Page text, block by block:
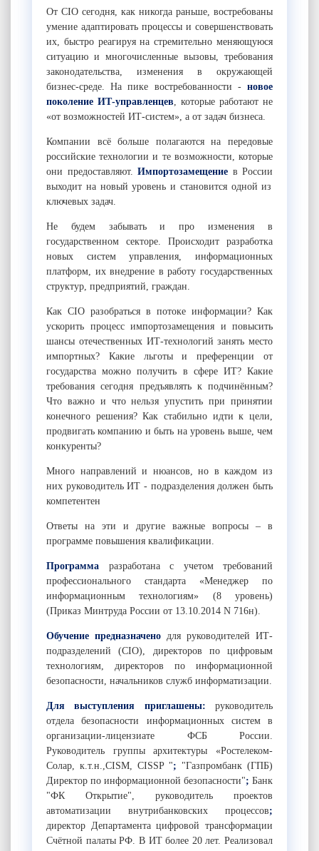
От CIO сегодня, как никогда раньше, востребованы
умение адаптировать процессы и совершенствовать
их, быстро реагируя на стремительно меняющуюся
ситуацию и многочисленные вызовы, требования
законодательства, изменения в окружающей
бизнес-среде. На пике востребованности - новое
поколение ИТ-управленцев , которые работают не
«от возможностей ИТ-систем», а от задач бизнеса.
Компании всё больше полагаются на передовые
российские технологии и те возможности, которые
они предоставляют. Импортозамещение в России
выходит на новый уровень и становится одной из
ключевых задач.
Не будем забывать и про изменения в
государственном секторе. Происходит разработка
новых систем управления, информационных
платформ, их внедрение в работу государственных
структур, предприятий, граждан.
Как CIO разобраться в потоке информации? Как
ускорить процесс импортозамещения и повысить
шансы отечественных ИТ-технологий занять место
импортных? Какие льготы и преференции от
государства можно получить в сфере ИТ? Какие
требования сегодня предъявлять к подчинённым?
Что важно и что нельзя упустить при принятии
конечного решения? Как стабильно идти к цели,
продвигать компанию и быть на уровень выше, чем
конкуренты?
Много направлений и нюансов, но в каждом из
них руководитель ИТ - подразделения должен быть
компетентен
Ответы на эти и другие важные вопросы – в
программе повышения квалификации.
Программа разработана с учетом требований
профессионального стандарта «Менеджер по
информационным технологиям» (8 уровень)
(Приказ Минтруда России от 13.10.2014 N 716н).
Обучение предназначено для руководителей ИТ-
подразделений (CIO), директоров по цифровым
технологиям, директоров по информационной
безопасности, начальников служб информатизации.
Для выступления приглашены: руководитель
отдела безопасности информационных систем в
организации-лицензиате ФСБ России.
Руководитель группы архитектуры «Ростелеком-
Солар, к.т.н.,CISM, CISSP "; "Газпромбанк (ГПБ)
Директор по информационной безопасности"; Банк
"ФК Открытие", руководитель проектов
автоматизации внутрибанковских процессов;
директор Департамента цифровой трансформации
Счётной палаты РФ. В ИТ более 20 лет. Реализовал